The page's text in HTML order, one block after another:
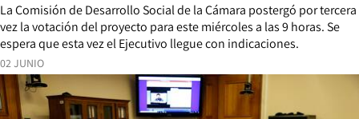
02 JUNIO
La Comisión de Desarrollo Social de la Cámara postergó por tercera
vez la votación del proyecto para este miércoles a las 9 horas. Se
espera que esta vez el Ejecutivo llegue con indicaciones.